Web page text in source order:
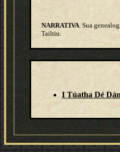
NARRATIVA. Sua
Tailtiu.
I Túatha Dé